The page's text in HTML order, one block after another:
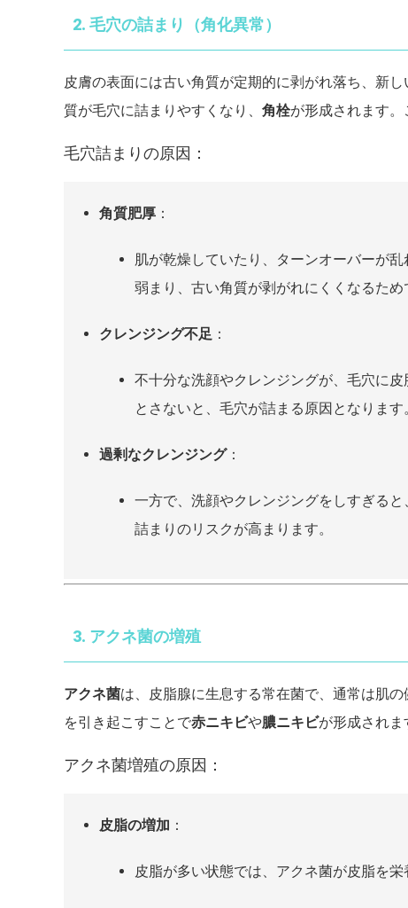
2. 毛穴の詰まり（角化異常）
皮膚の表面には古い角質が定期的に剥がれ落ち、新
質が毛穴に詰まりやすくなり、 角栓が形成されます。
毛穴詰まりの原因：
角質肥厚 ：
肌が乾燥していたり、ターンオーバーが
弱まり、古い角質が剥がれにくくなるため
クレンジング不足 ：
不十分な洗顔やクレンジングが、毛穴に
とさないと、毛穴が詰まる原因となります
過剰なクレンジング：
一方で、洗顔やクレンジングをしすぎる
詰まりのリスクが高まります。
3. アクネ菌の増殖
アクネ菌は、皮脂腺に生息する常在菌で、通常は肌
を引き起こすことで赤ニキビや膿ニキビが形成されま
アクネ菌増殖の原因：
皮脂の増加 ：
皮脂が多い状態では、アクネ菌が皮脂を